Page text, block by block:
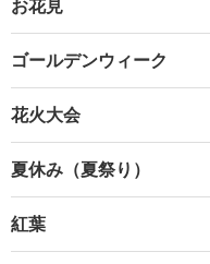
お花見
ゴールデンウィーク
花火大会
夏休み（夏祭り）
紅葉